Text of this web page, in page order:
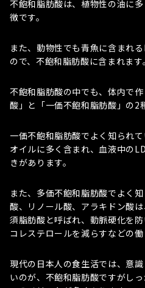
不飽和脂肪酸は、植物性の油に
徴です。
また、動物性でも青魚に含まれ
ので、不飽和脂肪酸に含まれます。
不飽和脂肪酸の中でも、体内で
酸」と「一価不飽和脂肪酸」の2
一価不飽和脂肪酸でよく知られ
オイルに多く含まれ、血液中の
きがあります。
また、多価不飽和脂肪酸でよく
酸、リノール酸、アラキドン酸
須脂肪酸と呼ばれ、動脈硬化を
コレステロールを減らすなどの働
現代の日本人の食生活では、意
いのが、不飽和脂肪酸ですがし